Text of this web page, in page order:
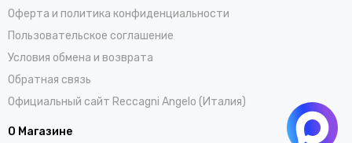
Оферта и политика конфиденциальности
Пользовательское соглашение
Условия обмена и возврата
Обратная связь
Официальный сайт Reccagni Angelo (Италия)
О Магазине